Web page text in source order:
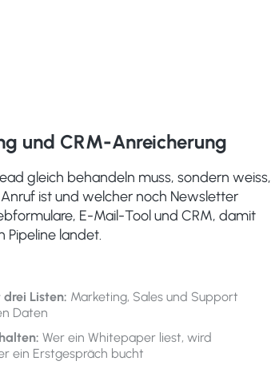
und CRM-Anreicherung
gleich behandeln muss, sondern weiss,
ist und welcher noch Newsletter
E-Mail-Tool und CRM, damit
Pipeline landet.
Listen: Marketing, Sales und Support
Daten
Wer ein Whitepaper liest, wird
ein Erstgespräch bucht